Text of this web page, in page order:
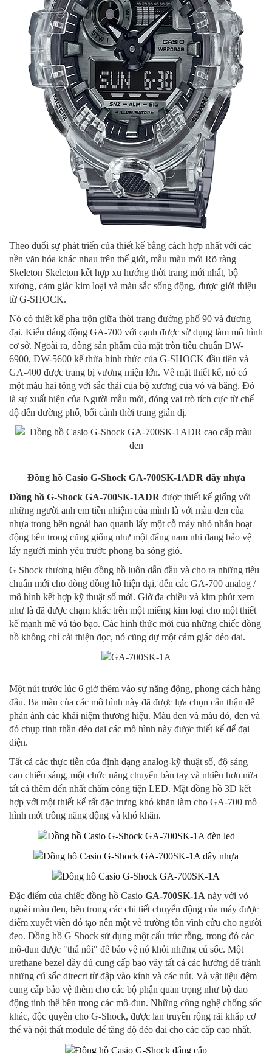
Theo đuổi sự phát triển của thiết kế bằng cách hợp nhất với các
nền văn hóa khác nhau trên thế giới, mẫu màu mới Rõ ràng
Skeleton Skeleton kết hợp xu hướng thời trang mới nhất, bộ
xương, cảm giác kim loại và màu sắc sống động, được giới thiệu
từ G-SHOCK.
Nó có thiết kế pha trộn giữa thời trang đường phố 90 và đương
đại. Kiểu dáng động GA-700 với cạnh được sử dụng làm mô hình
cơ sở. Ngoài ra, dòng sản phẩm của mặt tròn tiêu chuẩn DW-
6900, DW-5600 kế thừa hình thức của G-SHOCK đầu tiên và
GA-400 được trang bị vương miện lớn. Về mặt thiết kế, nó có
một màu hai tông với sắc thái của bộ xương của vỏ và băng. Đó
là sự xuất hiện của Người mẫu mới, đóng vai trò tích cực từ chế
độ đến đường phố, bối cảnh thời trang giản dị.
Đồng hồ Casio G-Shock GA-700SK-1ADR dây nhựa
Đồng hồ G-Shock GA-700SK-1ADR được thiết kế giống với
những người anh em tiền nhiệm của mình là với màu đen của
nhựa trong bên ngoài bao quanh lấy một cỗ máy nhỏ nhắn hoạt
động bên trong cũng giống như một đấng nam nhi đang bảo vệ
lấy người mình yêu trước phong ba sóng gió.
G Shock thương hiệu đồng hồ luôn dẫn đầu và cho ra những tiêu
chuẩn mới cho dòng đồng hồ hiện đại, đến các GA-700 analog /
mô hình kết hợp kỹ thuật số mới. Giờ đa chiều và kim phút xem
như là đã được chạm khắc trên một miếng kim loại cho một thiết
kế mạnh mẽ và táo bạo. Các hình thức mới của những chiếc đồng
hồ không chỉ cải thiện đọc, nó cũng dự một cảm giác dẻo dai.
Một nút trước lúc 6 giờ thêm vào sự năng động, phong cách hàng
đầu. Ba màu của các mô hình này đã được lựa chọn cẩn thận để
phản ánh các khái niệm thương hiệu. Màu đen và màu đỏ, đen và
đỏ chụp tinh thần dẻo dai các mô hình này được thiết kế để đại
diện.
Tất cả các thực tiễn của định dạng analog-kỹ thuật số, độ sáng
cao chiếu sáng, một chức năng chuyển bàn tay và nhiều hơn nữa
tất cả thêm đến nhất chấm công tiện LED. Mặt đồng hồ 3D kết
hợp với một thiết kế rất đặc trưng khó khăn làm cho GA-700 mô
hình mới trông năng động và khó khăn.
Đặc điểm của chiếc đồng hồ Casio GA-700SK-1A này với vỏ
ngoài màu đen, bên trong các chi tiết chuyển động của máy được
điểm xuyết viền đỏ tạo nên một vẻ trường tồn vĩnh cửu cho người
đeo. Đồng hồ G Shock sử dụng một cấu trúc rỗng, trong đó các
mô-đun được "thả nổi" để bảo vệ nó khỏi những cú sốc. Một
urethane bezel đầy đủ cung cấp bao vây tất cả các hướng để tránh
những cú sốc direcrt từ đập vào kính và các nút. Và vật liệu đệm
cung cấp bảo vệ thêm cho các bộ phận quan trọng như bộ dao
động tinh thể bên trong các mô-đun. Những công nghệ chống sốc
khác, độc quyền cho G-Shock, được lan truyền rộng rãi khắp cơ
thể và nội thất module để tăng độ dẻo dai cho các cấp cao nhất.